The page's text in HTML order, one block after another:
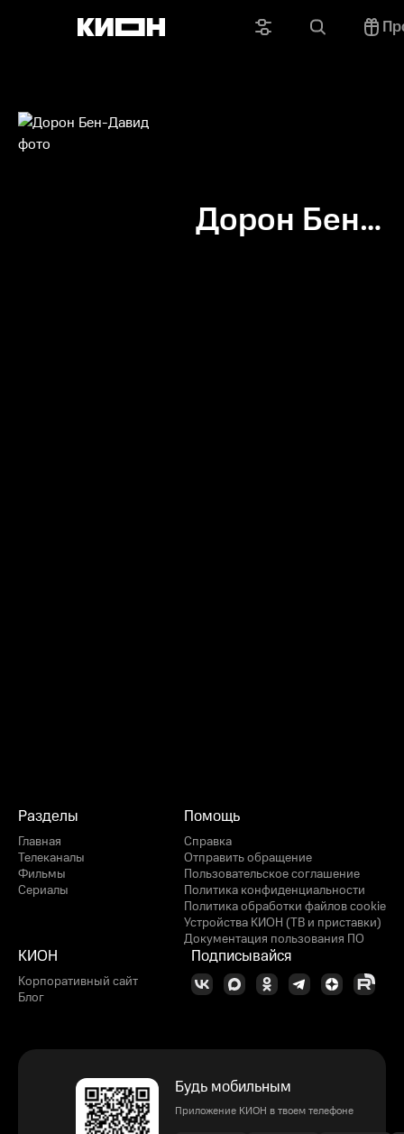
Дорон Бен-
Разделы
Главная
Телеканалы
Фильмы
Сериалы
Помощь
Справка
Отправить обращение
Пользовательское соглашение
Политика конфиденциальности
Политика обработки файлов cookie
Устройства КИОН (ТВ и приставки)
Документация пользования ПО
КИОН
Корпоративный сайт
Блог
Подписывайся
Будь мобильным
Приложение КИОН в твоем телефоне